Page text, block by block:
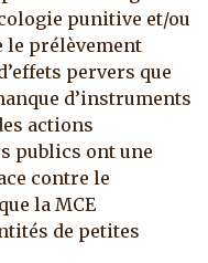
punitive et/ou
le prélèvement
pervers que
d’instruments
actions
publics ont une
contre le
la MCE
de petites